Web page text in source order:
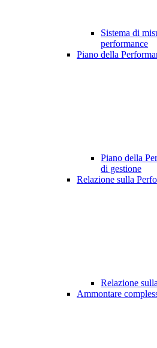
Sistema di
performance
Piano della
Piano della
di gestione
Relazione sulla
Relazione
Ammontare